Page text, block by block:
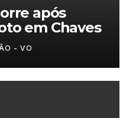
após
em Chaves
- VO